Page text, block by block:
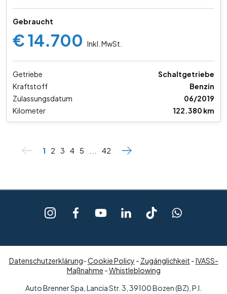
Gebraucht
€ 14.700 Inkl. MwSt.
Getriebe
Schaltgetriebe
Kraftstoff
Benzin
Zulassungsdatum
06/2019
Kilometer
122.380 km
1 2 3 4 5 42
Datenschutzerklärung-Cookie Policy - Zugänglichkeit -IVASS-
Maßnahme -Whistleblowing
Auto Brenner Spa, Lancia Str. 3, 39100 Bozen (BZ), P.I.